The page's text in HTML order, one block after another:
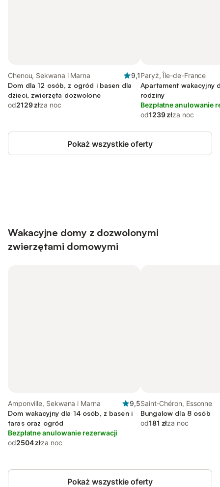
Chenou, Sekwana i Marna
9,1
Dom dla 12 osób, z ogród i basen dla
dzieci, zwierzęta dozwolone
od2129 złza noc
Paryż, Île-de-France
Apartament wakacyjny
rodziny
Bezpłatne anulowanie
od1239 złza noc
Pokaż wszystkie oferty
Wakacyjne domy z dozwolonymi
zwierzętami domowymi
Amponville, Sekwana i Marna
9,5
Dom wakacyjny dla 14 osób, z basen i
taras oraz ogród
Bezpłatne anulowanie rezerwacji
od2504 złza noc
Saint-Chéron, Essonne
Bungalow dla 8 osób
od181 złza noc
Pokaż wszystkie oferty